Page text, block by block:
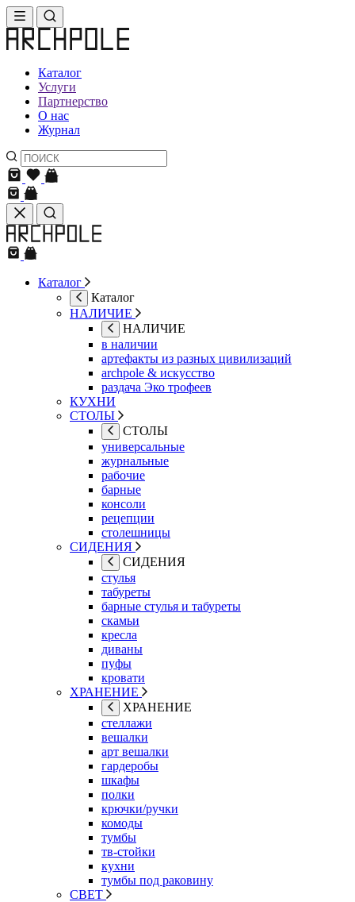
Каталог
Услуги
Партнерство
О нас
Журнал
Каталог
Каталог
НАЛИЧИЕ
НАЛИЧИЕ
в наличии
артефакты из разных цивилизаций
archpole & искусство
раздача Эко трофеев
КУХНИ
СТОЛЫ
СТОЛЫ
универсальные
журнальные
рабочие
барные
консоли
рецепции
столешницы
СИДЕНИЯ
СИДЕНИЯ
стулья
табуреты
барные стулья и табуреты
скамьи
кресла
диваны
пуфы
кровати
ХРАНЕНИЕ
ХРАНЕНИЕ
стеллажи
вешалки
арт вешалки
гардеробы
шкафы
полки
крючки/ручки
комоды
тумбы
тв-стойки
кухни
тумбы под раковину
СВЕТ